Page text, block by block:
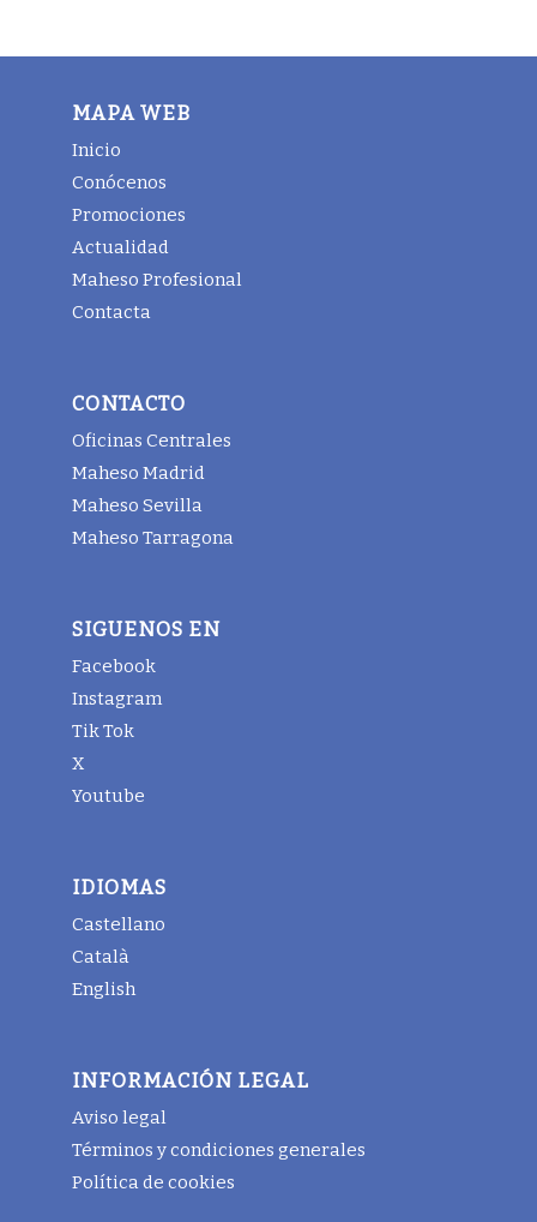
MAPA WEB
Inicio
Conócenos
Promociones
Actualidad
Maheso Profesional
Contacta
CONTACTO
Oficinas Centrales
Maheso Madrid
Maheso Sevilla
Maheso Tarragona
SIGUENOS EN
Facebook
Instagram
Tik Tok
X
Youtube
IDIOMAS
Castellano
Català
English
INFORMACIÓN LEGAL
Aviso legal
Términos y condiciones generales
Política de cookies